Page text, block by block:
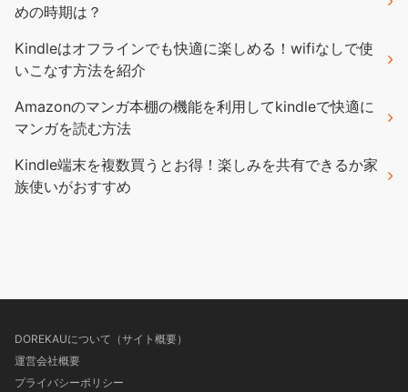
めの時期は？
Kindleはオフラインでも快適に楽しめる！wifiなしで使
いこなす方法を紹介
Amazonのマンガ本棚の機能を利用してkindleで快適に
マンガを読む方法
Kindle端末を複数買うとお得！楽しみを共有できるか家
族使いがおすすめ
DOREKAUについて（サイト概要）
運営会社概要
プライバシーポリシー